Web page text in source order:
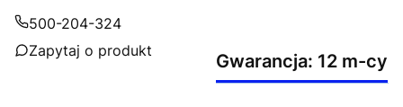
500-204-324
Zapytaj o produkt
Gwarancja: 12 m-cy